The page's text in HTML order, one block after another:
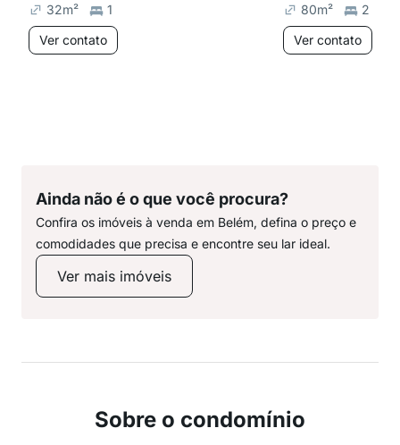
32m²
1
Ver contato
80m² 2
Ver contato
Ainda não é o que você procura?
Confira os imóveis à venda em Belém, defina o preço e
comodidades que precisa e encontre seu lar ideal.
Ver mais imóveis
Sobre o condomínio